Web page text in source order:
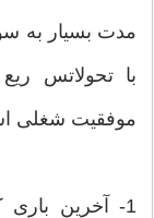
مدت بسیار به
با تحولاتس
موفقیت شغلی
1- آخرین